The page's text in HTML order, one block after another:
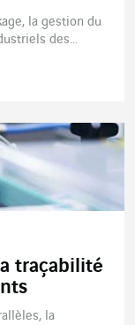
la gestion du
des...
traçabilité
la